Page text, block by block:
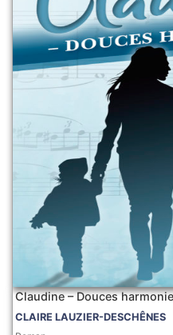
Claudine – Douces
CLAIRE LAUZIER-DESCHÊNES